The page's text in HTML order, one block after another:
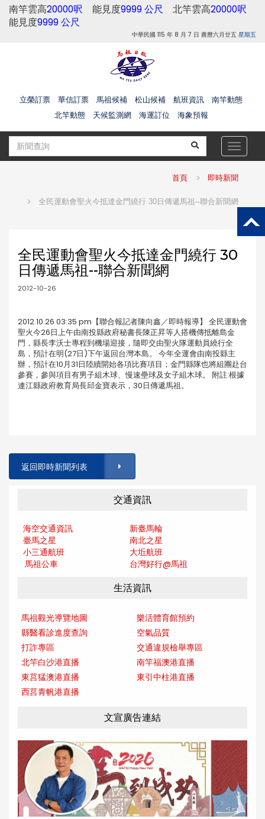
南竿雲高20000呎 能見度9999 公尺 北竿雲高20000呎
能見度9999 公尺
中華民國 115 年 8 月 7 日 農曆六月廿五 星期五
立榮訂票 華信訂票 馬祖候補 松山候補 航班資訊
南竿動態
北竿動態
天候監測網 海運訂位 海象預報
Toggle
首頁 即時新聞
全民運動會聖火今抵達金門繞行 30日傳遞馬祖--聯合新聞網
全民運動會聖火今抵達金門繞行 30
日傳遞馬祖--聯合新聞網
2012-10-26
2012.10.26 03:35 pm【聯合報記者陳向鑫／即時報導】 全民運動會
聖火今26日上午由南投縣政府秘書長陳正昇等人搭機傳抵離島金
門，縣長李沃士專程到機場迎接，隨即交由聖火隊運動員繞行全
島，預計在明(27日)下午返回台灣本島。 今年全運會由南投縣主
辦，預計在10月31日陸續開始各項比賽項目；金門縣隊也將組團赴台
參賽，參與項目有男子組木球、慢速壘球及女子組木球。 附註:根據
連江縣政府教育局長邱金寶表示，30日傳遞馬祖。
返回即時新聞列表
交通資訊
海空交通資訊
新臺馬輪
臺馬之星
南北之星
小三通航班
大坵航班
馬祖公車
台灣好行@馬祖
生活資訊
馬祖觀光導覽地圖
樂活體育館預約
縣醫看診進度查詢
空氣品質
打詐專區
交通違規檢舉專區
北竿白沙港直播
南竿福澳港直播
東莒猛澳港直播
東引中柱港直播
西莒青帆港直播
文宣廣告連結